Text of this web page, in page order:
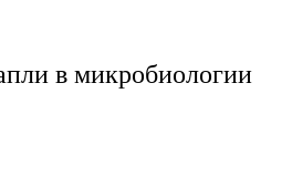
в микробиологии